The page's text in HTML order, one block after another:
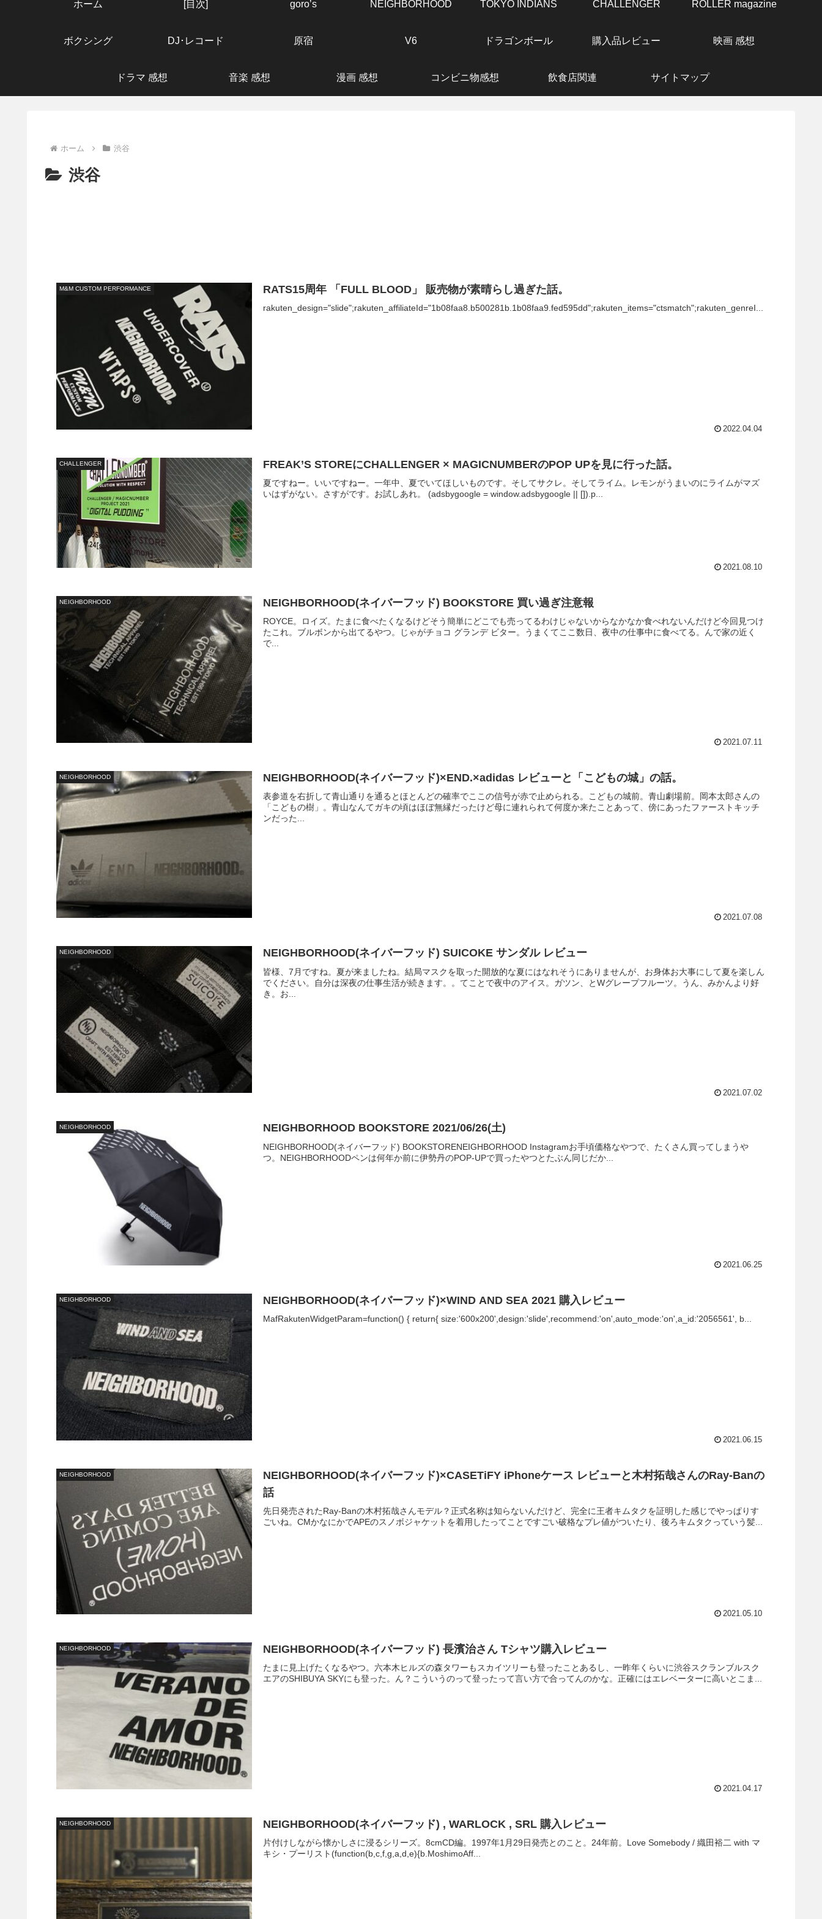
ホーム [目次] goro’s NEIGHBORHOOD TOKYO INDIANS CHALLENGER ROLLER magazine
ボクシング DJ･レコード 原宿 V6 ドラゴンボール 購入品レビュー 映画 感想
ドラマ 感想 音楽 感想 漫画 感想 コンビニ物感想 飲食店関連 サイトマップ
ホーム 渋谷
渋谷
M&M CUSTOM PERFORMANCE RATS15周年 「FULL BLOOD」 販売物が素晴らし過ぎた話。
rakuten_design="slide";rakuten_affiliateId="1b08faa8.b500281b.1b08faa9.fed595dd";rakuten_items="ctsmatch";rakuten_genreI...
2022.04.04
CHALLENGER FREAK’S STOREにCHALLENGER × MAGICNUMBERのPOP UPを見に行った話。
夏ですねー。いいですねー。一年中、夏でいてほしいものです。そしてサクレ。そしてライム。レモンがうまいのにライムがマズ
いはずがない。さすがです。お試しあれ。 (adsbygoogle = window.adsbygoogle || []).p...
2021.08.10
NEIGHBORHOOD NEIGHBORHOOD(ネイバーフッド) BOOKSTORE 買い過ぎ注意報
ROYCE。ロイズ。たまに食べたくなるけどそう簡単にどこでも売ってるわけじゃないからなかなか食べれないんだけど今回見つけ
たこれ。ブルボンから出てるやつ。じゃがチョコ グランデ ビター。うまくてここ数日、夜中の仕事中に食べてる。んで家の近く
で...
2021.07.11
NEIGHBORHOOD NEIGHBORHOOD(ネイバーフッド)×END.×adidas レビューと「こどもの城」の話。
表参道を右折して青山通りを通るとほとんどの確率でここの信号が赤で止められる。こどもの城前。青山劇場前。岡本太郎さんの
「こどもの樹」。青山なんてガキの頃はほぼ無縁だったけど母に連れられて何度か来たことあって、傍にあったファーストキッチ
ンだった...
2021.07.08
NEIGHBORHOOD NEIGHBORHOOD(ネイバーフッド) SUICOKE サンダル レビュー
皆様、7月ですね。夏が来ましたね。結局マスクを取った開放的な夏にはなれそうにありませんが、お身体お大事にして夏を楽しん
でください。自分は深夜の仕事生活が続きます。。てことで夜中のアイス。ガツン、とWグレープフルーツ。うん、みかんより好
き。お...
2021.07.02
NEIGHBORHOOD NEIGHBORHOOD BOOKSTORE 2021/06/26(土)
NEIGHBORHOOD(ネイバーフッド) BOOKSTORENEIGHBORHOOD Instagramお手頃価格なやつで、たくさん買ってしまうや
つ。NEIGHBORHOODペンは何年か前に伊勢丹のPOP-UPで買ったやつとたぶん同じだか...
2021.06.25
NEIGHBORHOOD NEIGHBORHOOD(ネイバーフッド)×WIND AND SEA 2021 購入レビュー
MafRakutenWidgetParam=function() { return{ size:'600x200',design:'slide',recommend:'on',auto_mode:'on',a_id:'2056561', b...
2021.06.15
NEIGHBORHOOD
NEIGHBORHOOD(ネイバーフッド)×CASETiFY iPhoneケース レビューと木村拓哉さんのRay-Banの
話
先日発売されたRay-Banの木村拓哉さんモデル？正式名称は知らないんだけど、完全に王者キムタクを証明した感じでやっぱりす
ごいね。CMかなにかでAPEのスノボジャケットを着用したってことですごい破格なプレ値がついたり、後ろキムタクっていう髪...
2021.05.10
NEIGHBORHOOD NEIGHBORHOOD(ネイバーフッド) 長濱治さん Tシャツ購入レビュー
たまに見上げたくなるやつ。六本木ヒルズの森タワーもスカイツリーも登ったことあるし、一昨年くらいに渋谷スクランブルスク
エアのSHIBUYA SKYにも登った。ん？こういうのって登ったって言い方で合ってんのかな。正確にはエレベーターに高いとこま...
2021.04.17
NEIGHBORHOOD NEIGHBORHOOD(ネイバーフッド) , WARLOCK , SRL 購入レビュー
片付けしながら懐かしさに浸るシリーズ。8cmCD編。1997年1月29日発売とのこと。24年前。Love Somebody / 織田裕二 with マ
キシ・プーリスト(function(b,c,f,g,a,d,e){b.MoshimoAff...